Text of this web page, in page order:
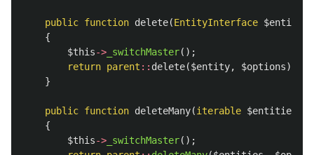
public function delete(EntityInterface $entity
{
$this-> _switchMaster();
return parent :: delete($entity, $options);
}
public function deleteMany(iterable $entities
{
$this-> _switchMaster();